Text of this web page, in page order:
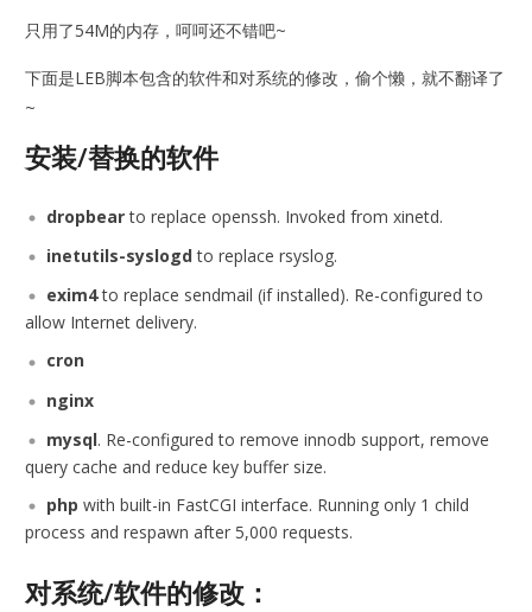
只用了54M的内存，呵呵还不错吧~
下面是LEB脚本包含的软件和对系统的修改，偷个懒，就不翻译了
~
安装/替换的软件
dropbearto replace openssh. Invoked from xinetd.
inetutils-syslogdto replace rsyslog.
exim4to replace sendmail (if installed). Re-configured to
allow Internet delivery.
cron
nginx
mysql. Re-configured to remove innodb support, remove
query cache and reduce key buffer size.
php with built-in FastCGI interface. Running only 1 child
process and respawn after 5,000 requests.
对系统/软件的修改：